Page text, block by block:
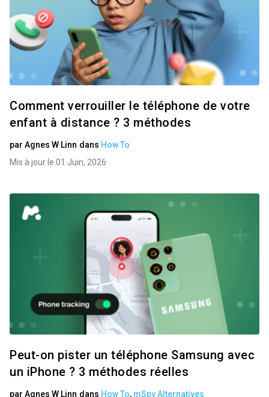
Comment verrouiller le téléphone de votre
enfant à distance ? 3 méthodes
par Agnes W Linn dans How To
Mis à jour le 01 Juin, 2026
Peut-on pister un téléphone Samsung avec
un iPhone ? 3 méthodes réelles
par Agnes W Linn dans How To, mSpy Alternatives